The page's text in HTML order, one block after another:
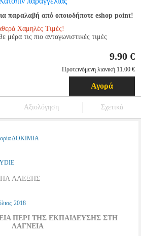
παραλαβή από οποιοδήποτε eshop point!
Χαμηλές Τιμές!
μέρα τις πιο ανταγωνιστικές τιμές
9.90 €
Προτεινόμενη λιανική 11.00 €
Αγορά
Αξιολόγηση Σχετικά
ΔΟΚΙΜΙΑ
ΑΛΕΞΗΣ
2018
ΠΕΡΙ ΤΗΣ ΕΚΠΑΙΔΕΥΣΗΣ ΣΤΗ
ΛΑΓΝΕΙΑ